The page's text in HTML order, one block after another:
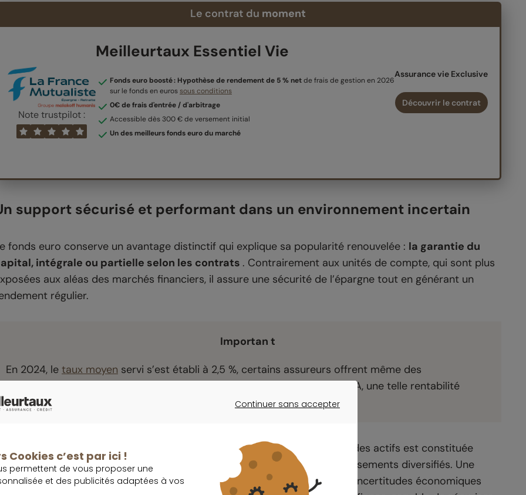
Le contrat du moment
Note trustpilot :
Meilleurtaux Essentiel Vie
Fonds euro boosté : Hypothèse de rendement de 5 % netde frais de gestion en 2026
sur le fonds en eurossous conditions
0€ de frais d'entrée / d'arbitrage
Accessible dès 300 € de versement initial
Un des meilleurs fonds euro du marché
Assurance vie Exclusive
Découvrir le contrat
support sécurisé et performant dans un environnement incertain
fonds euro conserve un avantage distinctif qui explique sa popularité renouvelée : la garantie du
intégrale ou partielle selon les contrats . Contrairement aux unités de compte, qui sont plus
aux aléas des marchés financiers, il assure une sécurité de l’épargne tout en générant un
régulier.
Importan t
En 2024, le taux moyen servi s’est établi à 2,5 %, certains assureurs offrent même des
performances supérieures à 3 %. Avec la baisse du rendement du livret A, une telle rentabilité
repositionne le
comme une solution concurrentielle.
Son efficacité repose sur une gestion rigoureuse et prudente. La majorité des actifs est constituée
souveraines, de dettes d’entreprises bien notées et d’investissements diversifiés. Une
défensive qui garantit une forte résilience, notamment face aux incertitudes économiques
Continuer sans accepter
Cookies c’est par ici !
permettent de vous proposer une
et des publicités adaptées à vos